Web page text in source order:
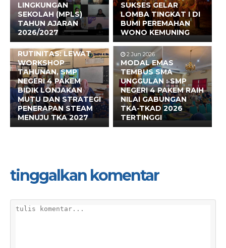
LINGKUNGAN
SEKOLAH (MPLS)
TAHUN AJARAN
2026/2027
SUKSES GELAR
LOMBA TINGKAT I DI
BUMI PEREMAHAN
WONO KEMUNING
17 Jun 2026
BUKAN SEKADAR
RUTINITAS: LEWAT
WORKSHOP
TAHUNAN, SMP
NEGERI 4 PAKEM
BIDIK LONJAKAN
MUTU DAN STRATEGI
PENERAPAN STEAM
MENUJU TKA 2027
2 Jun 2026
MODAL EMAS
TEMBUS SMA
UNGGULAN : SMP
NEGERI 4 PAKEM RAIH
NILAI GABUNGAN
TKA-TKAD 2026
TERTINGGI
tinggalkan komentar